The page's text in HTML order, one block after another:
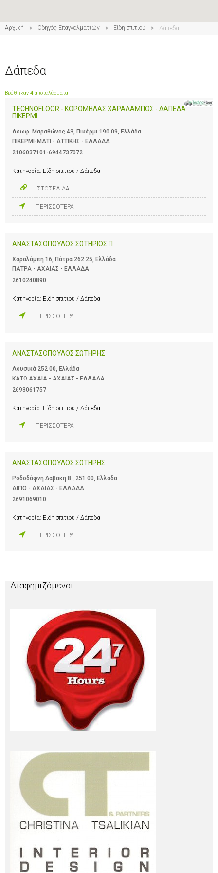
Αρχική Οδηγός Επαγγελματιών Είδη σπιτιού Δάπεδα
Δάπεδα
Βρέθηκαν 4 αποτελέσματα
TECHNOFLOOR - ΚΟΡΟΜΗΛΑΣ ΧΑΡΑΛΑΜΠΟΣ - ΔΑΠΕΔΑ
ΠΙΚΕΡΜΙ
Λεωφ. Μαραθώνος 43, Πικέρμι 190 09, Ελλάδα
ΠΙΚΕΡΜΙ-ΜΑΤΙ - ΑΤΤΙΚΗΣ - ΕΛΛΑΔΑ
2106037101-6944737072
Κατηγορία: Είδη σπιτιού / Δάπεδα
ΙΣΤΟΣΕΛΙΔΑ
ΠΕΡΙΣΣΟΤΕΡΑ
ΑΝΑΣΤΑΣΟΠΟΥΛΟΣ ΣΩΤΗΡΙΟΣ Π
Χαραλάμπη 16, Πάτρα 262 25, Ελλάδα
ΠΑΤΡΑ - ΑΧΑΙΑΣ - ΕΛΛΑΔΑ
2610240890
Κατηγορία: Είδη σπιτιού / Δάπεδα
ΠΕΡΙΣΣΟΤΕΡΑ
ΑΝΑΣΤΑΣΟΠΟΥΛΟΣ ΣΩΤΗΡΗΣ
Λουσικά 252 00, Ελλάδα
ΚΑΤΩ ΑΧΑΙΑ - ΑΧΑΙΑΣ - ΕΛΛΑΔΑ
2693061757
Κατηγορία: Είδη σπιτιού / Δάπεδα
ΠΕΡΙΣΣΟΤΕΡΑ
ΑΝΑΣΤΑΣΟΠΟΥΛΟΣ ΣΩΤΗΡΗΣ
Ροδοδάφνη Δαβακη 8 , 251 00, Ελλάδα
ΑΙΓΙΟ - ΑΧΑΙΑΣ - ΕΛΛΑΔΑ
2691069010
Κατηγορία: Είδη σπιτιού / Δάπεδα
ΠΕΡΙΣΣΟΤΕΡΑ
Διαφημιζόμενοι